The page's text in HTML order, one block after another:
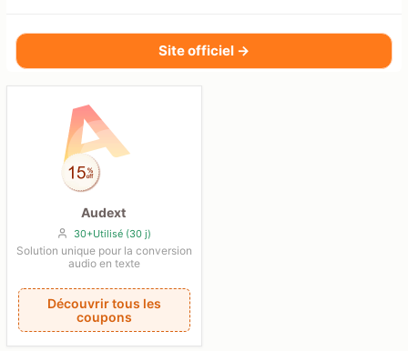
Site officiel →
Audext
30+Utilisé (30 j)
Solution unique pour la conversion
audio en texte
Découvrir tous les
coupons